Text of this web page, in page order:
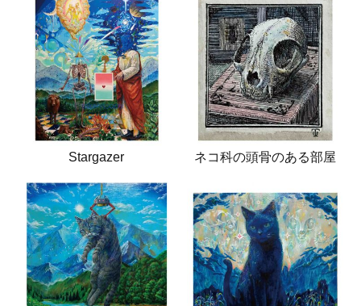
Stargazer ネコ科の頭骨のある部屋